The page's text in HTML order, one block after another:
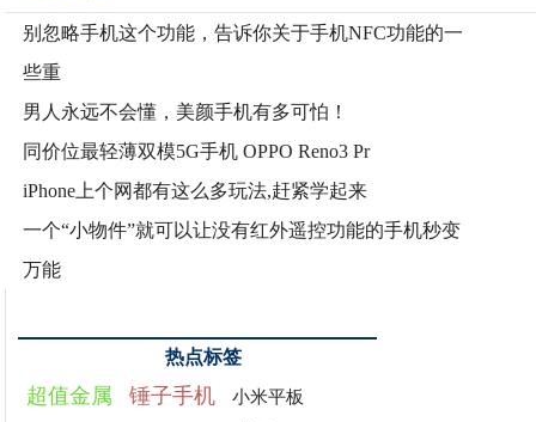
别忽略手机这个功能，告诉你关于手机NFC功能的一
些重
男人永远不会懂，美颜手机有多可怕！
同价位最轻薄双模5G手机 OPPO Reno3 Pr
iPhone上个网都有这么多玩法,赶紧学起来
一个“小物件”就可以让没有红外遥控功能的手机秒变
万能
热点标签
超值金属 锤子手机 小米平板